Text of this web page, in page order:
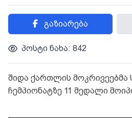
გაზიარება
პოსტი ნახა: 842
შიდა ქართლის
ჩემპიონატზე 11 მედალი